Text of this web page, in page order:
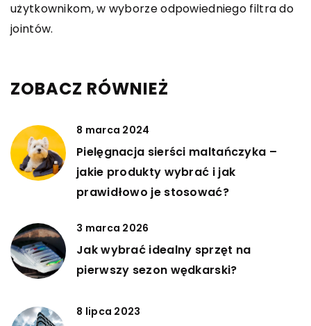
użytkownikom, w wyborze odpowiedniego filtra do
jointów.
ZOBACZ RÓWNIEŻ
8 marca 2024
Pielęgnacja sierści maltańczyka –
jakie produkty wybrać i jak
prawidłowo je stosować?
3 marca 2026
Jak wybrać idealny sprzęt na
pierwszy sezon wędkarski?
8 lipca 2023